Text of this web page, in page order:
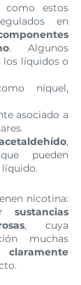
estos
en
. Algunos
los líquidos o
níquel,
asociado a
,
pueden
nicotina:
sustancias
, cuya
muchas